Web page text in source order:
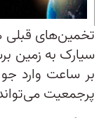
تخمین‌های قبلی
بر ساعت وارد
پرجمعیت